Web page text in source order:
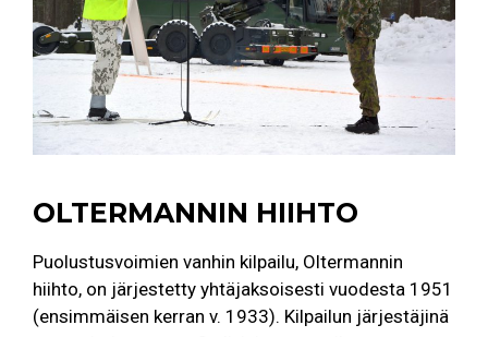
OLTERMANNIN HIIHTO
Puolustusvoimien vanhin kilpailu, Oltermannin
hiihto, on järjestetty yhtäjaksoisesti vuodesta 1951
(ensimmäisen kerran v. 1933). Kilpailun järjestäjinä